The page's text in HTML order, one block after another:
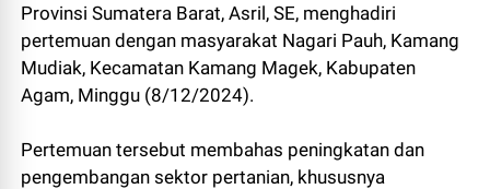
Provinsi Sumatera Barat, Asril, SE, menghadiri
pertemuan dengan masyarakat Nagari Pauh, Kamang
Mudiak, Kecamatan Kamang Magek, Kabupaten
Agam, Minggu (8/12/2024).
Pertemuan tersebut membahas peningkatan dan
pengembangan sektor pertanian, khususnya